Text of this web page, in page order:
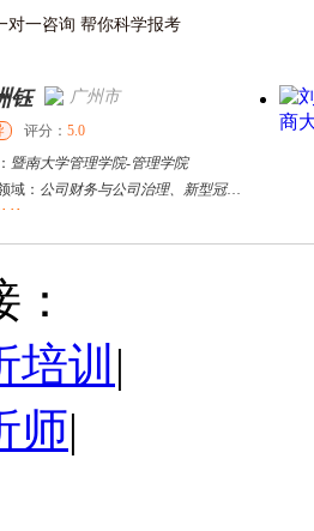
对一咨询 帮你科学报考
钰 广州市
评分： 5.0
暨南大学管理学院-管理学院
域： 公司财务与公司治理、新型冠状病毒冲击与企业变革与危机管理、全球重大卫生公共事件背景下企业突围战略与应急管理、危机供应链治理、组织战略与创新创业、战略管理、跨国企业管理、企业技术创新、标准竞争、风险投资
询
太原市
山西财贸职业技术学院
询
培训 |
师|